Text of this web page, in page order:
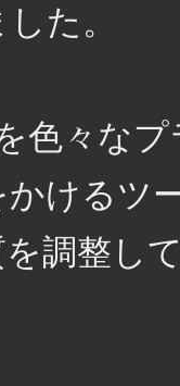
た。
色々な
けるツ
調整し